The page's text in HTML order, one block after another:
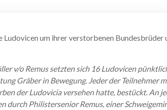
Ludovicen um ihrer verstorbenen Bundesbrüder
v/o Remus setzten sich 16 Ludovicen
Gräber in Bewegung. Jeder der Teilnehmer
der Ludovicia versehen hatte, bestückt. An
durch Philistersenior Remus, einer